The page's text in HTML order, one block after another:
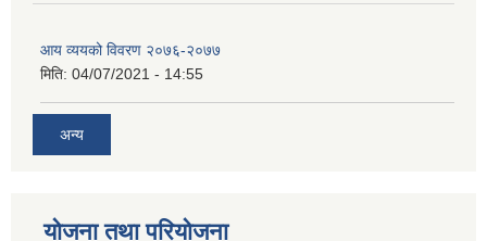
आय व्ययको विवरण २०७६-२०७७
मिति: 04/07/2021 - 14:55
अन्य
योजना तथा परियोजना